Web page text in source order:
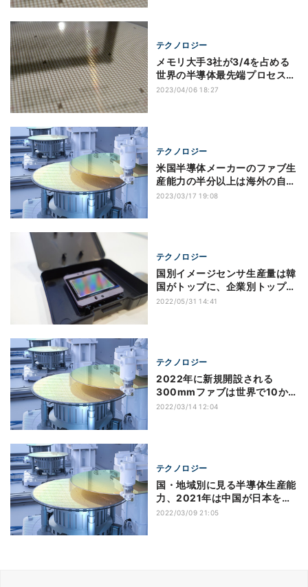
テクノロジー
メモリ大手3社が3/4を占める
世界の半導体最先端プロセスの
生産能力、Knometa調べ
2023/04/06 18:27
テクノロジー
米国半導体メーカーのファブ生
産能力の半分以上は海外の自社
ファブ、Knometa調べ
2023/03/17 19:08
テクノロジー
国別イメージセンサ生産量は韓
国がトップに、企業別トップは
ソニー Knometa調べ
2022/05/31 14:41
テクノロジー
2022年に新規開設される
300mmファブは世界で10か
所の見通し、Knometa予測
2022/03/14 12:04
テクノロジー
国・地域別に見る半導体生産能
力、2021年は中国が日本を抜
き3位に
2022/03/09 21:05